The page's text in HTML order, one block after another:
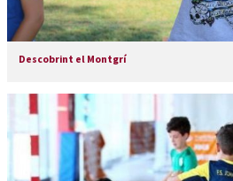
Descobrint el Montgrí